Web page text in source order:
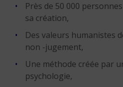
Près de 50 000
sa création,
Des valeurs humanistes
non -jugement,
Une méthode créée par
psychologie,